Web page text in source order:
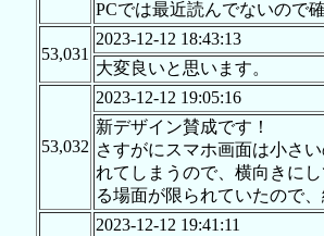
PCでは最近読んでないので
53,031
2023-12-12 18:43:13
大変良いと思います。
53,032
2023-12-12 19:05:16
新デザイン賛成です！
さすがにスマホ画面は小さ
れてしまうので、横向きに
る場面が限られていたので
2023-12-12 19:41:11